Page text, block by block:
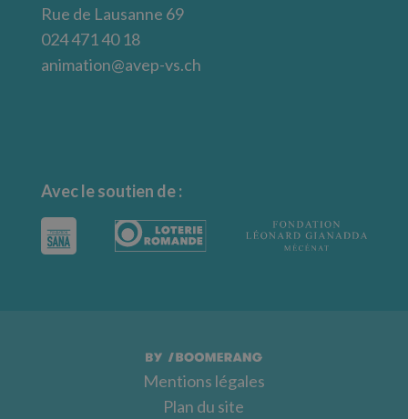
Rue de Lausanne 69
024 471 40 18
animation@avep-vs.ch
Avec le soutien de :
Mentions légales
Plan du site